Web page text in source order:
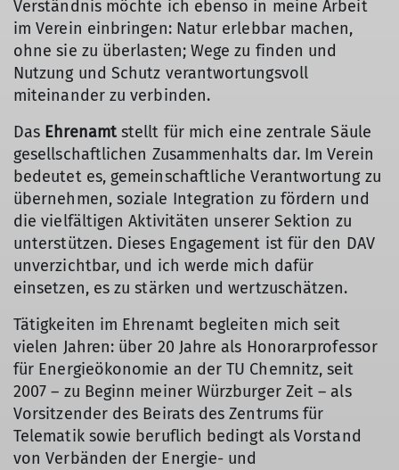
Verständnis möchte ich ebenso in meine Arbeit
im Verein einbringen: Natur erlebbar machen,
ohne sie zu überlasten; Wege zu finden und
Nutzung und Schutz verantwortungsvoll
miteinander zu verbinden.
Das Ehrenamtstellt für mich eine zentrale Säule
gesellschaftlichen Zusammenhalts dar. Im Verein
bedeutet es, gemeinschaftliche Verantwortung zu
übernehmen, soziale Integration zu fördern und
die vielfältigen Aktivitäten unserer Sektion zu
unterstützen. Dieses Engagement ist für den DAV
unverzichtbar, und ich werde mich dafür
einsetzen, es zu stärken und wertzuschätzen.
Tätigkeiten im Ehrenamt begleiten mich seit
vielen Jahren: über 20 Jahre als Honorarprofessor
für Energieökonomie an der TU Chemnitz, seit
2007 – zu Beginn meiner Würzburger Zeit – als
Vorsitzender des Beirats des Zentrums für
Telematik sowie beruflich bedingt als Vorstand
von Verbänden der Energie- und